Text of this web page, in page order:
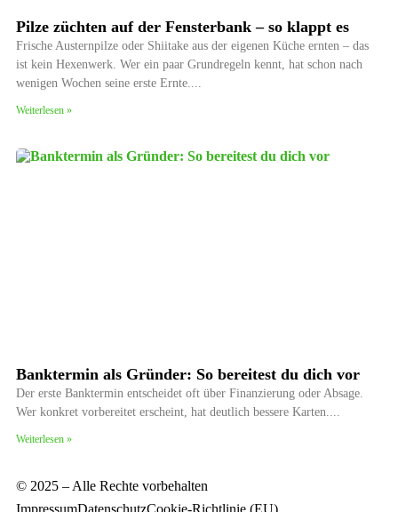
Pilze züchten auf der Fensterbank – so klappt es
Frische Austernpilze oder Shiitake aus der eigenen Küche ernten – das
ist kein Hexenwerk. Wer ein paar Grundregeln kennt, hat schon nach
wenigen Wochen seine erste Ernte.
Weiterlesen »
Banktermin als Gründer: So bereitest du dich vor
Der erste Banktermin entscheidet oft über Finanzierung oder Absage.
Wer konkret vorbereitet erscheint, hat deutlich bessere Karten.
Weiterlesen »
© 2025 – Alle Rechte vorbehalten
ImpressumDatenschutzCookie-Richtlinie (EU)